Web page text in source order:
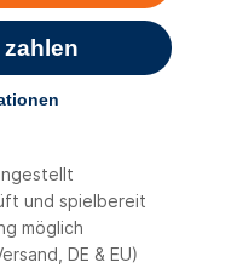
und spielbereit
möglich
DE & EU)